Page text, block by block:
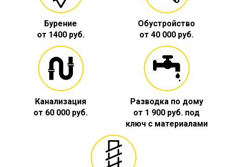
Бурение
от 1400 руб.
Обустройство
от 40 000 руб.
Канализация
от 60 000 руб.
Разводка по дому
от 1 900 руб. под
ключ с материалами